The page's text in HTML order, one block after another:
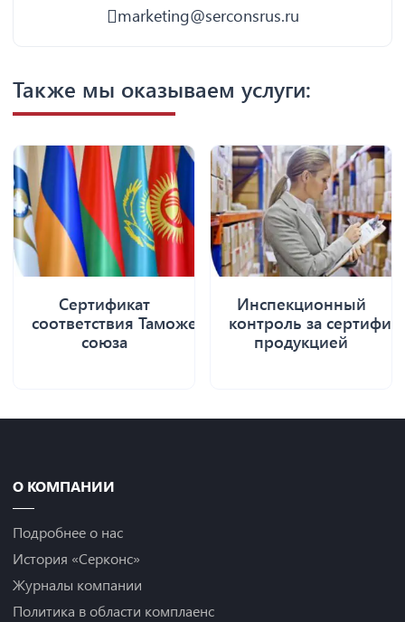
marketing@serconsrus.ru
Также мы оказываем услуги:
Сертификат
соответствия Таможенного
союза
Инспекционный
контроль за
продукцией
О КОМПАНИИ
Подробнее о нас
История «Серконс»
Журналы компании
Политика в области комплаенс